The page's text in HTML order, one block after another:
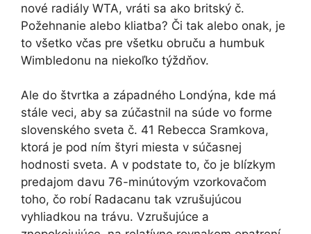
nové radiály WTA, vráti sa ako britský č.
Požehnanie alebo kliatba? Či tak alebo onak, je
to všetko včas pre všetku obruču a humbuk
Wimbledonu na niekoľko týždňov.
Ale do štvrtka a západného Londýna, kde má
stále veci, aby sa zúčastnil na súde vo forme
slovenského sveta č. 41 Rebecca Sramkova,
ktorá je pod ním štyri miesta v súčasnej
hodnosti sveta. A v podstate to, čo je blízkym
predajom davu 76-minútovým vzorkovačom
toho, čo robí Radacanu tak vzrušujúcou
vyhliadkou na trávu. Vzrušujúce a